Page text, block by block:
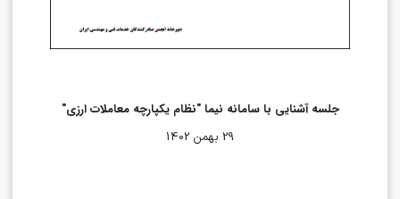
جلسه آشنایی با سامانه نیما "نظام یکپارچه معاملات ارزی"
29 بهمن 1402